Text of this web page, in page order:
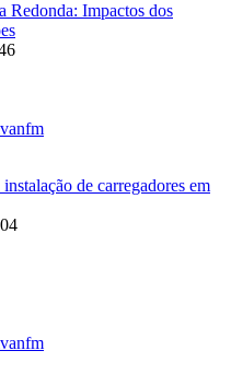
Impactos dos
de carregadores em